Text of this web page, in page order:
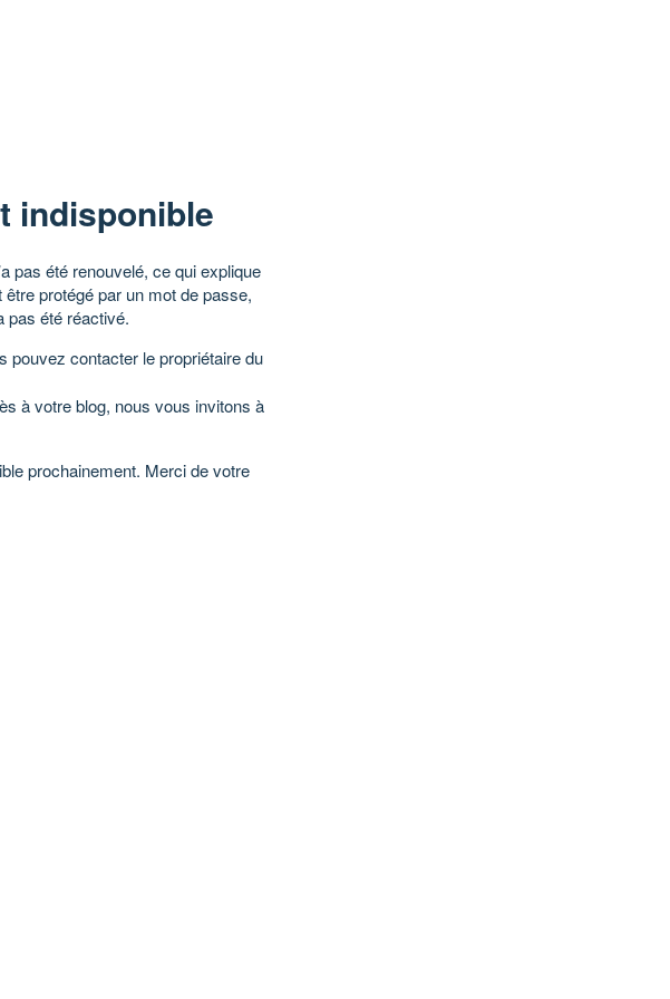
indisponible
pas été renouvelé, ce qui explique
protégé par un mot de passe,
pas été réactivé.
pouvez contacter le propriétaire du
à votre blog, nous vous invitons à
prochainement. Merci de votre